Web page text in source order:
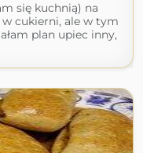
się kuchnią) na
cukierni, ale w tym
plan upiec inny,